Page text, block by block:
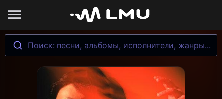
Поиск: песни, альбомы, исполнители, жанры...